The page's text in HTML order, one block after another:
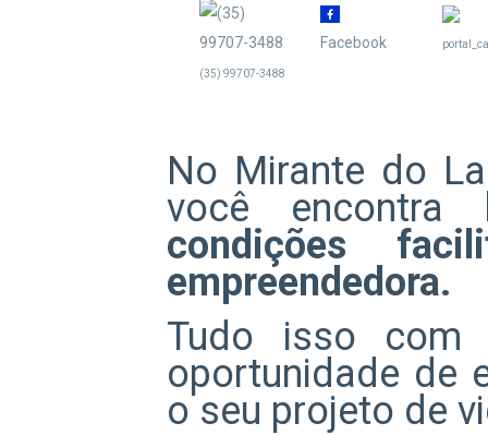
(35) 99707-3488
Facebook
No Mirante do
você encontra
condições
empreendedora.
Tudo isso com
oportunidade de
o seu projeto de